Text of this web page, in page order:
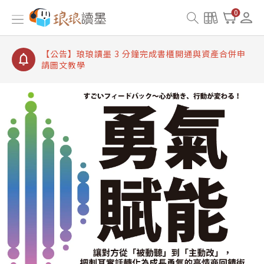
0
【公告】琅琅讀墨書櫃開通常見問題
【公告】琅琅讀墨 3 分鐘完成書櫃開通與資產合併申
【公告】琅琅書店服務升級重要說明及資產合併結果
查詢